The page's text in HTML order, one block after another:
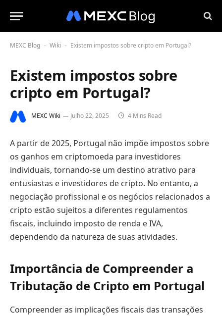
MEXC Blog - Wiki - Existem impostos sobre cripto em Portugal?
Existem impostos sobre
cripto em Portugal?
MEXC Wiki Julho 22, 2025 4 Mins Read
A partir de 2025, Portugal não impõe impostos sobre
os ganhos em criptomoeda para investidores
individuais, tornando-se um destino atrativo para
entusiastas e investidores de cripto. No entanto, a
negociação profissional e os negócios relacionados a
cripto estão sujeitos a diferentes regulamentos
fiscais, incluindo imposto de renda e IVA,
dependendo da natureza de suas atividades.
Importância de Compreender a
Tributação de Cripto em Portugal
Compreender as implicações fiscais das transações